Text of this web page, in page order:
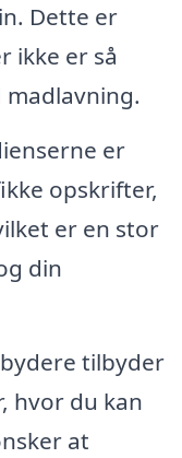
Dette er
ikke er så
er
opskrifter,
er en stor
din
tilbyder
hvor du kan
at